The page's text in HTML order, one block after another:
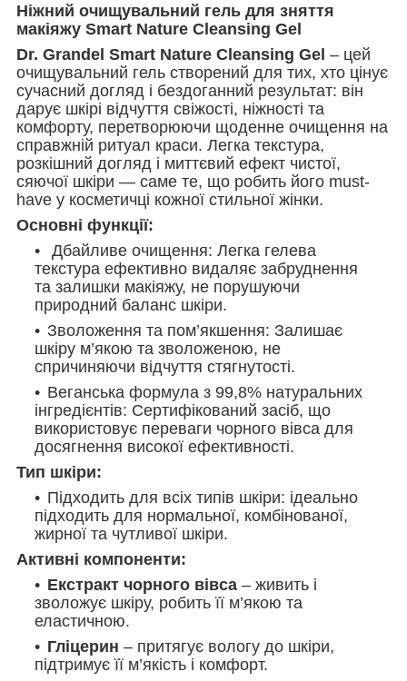
Ніжний очищувальний гель для зняття
макіяжу Smart Nature Cleansing Gel
Dr. Grandel Smart Nature Cleansing Gel – цей
очищувальний гель створений для тих, хто цінує
сучасний догляд і бездоганний результат: він
дарує шкірі відчуття свіжості, ніжності та
комфорту, перетворюючи щоденне очищення на
справжній ритуал краси. Легка текстура,
розкішний догляд і миттєвий ефект чистої,
сяючої шкіри — саме те, що робить його must-
have у косметичці кожної стильної жінки.
Основні функції:
Дбайливе очищення: Легка гелева
текстура ефективно видаляє забруднення
та залишки макіяжу, не порушуючи
природний баланс шкіри.
Зволоження та пом’якшення: Залишає
шкіру м’якою та зволоженою, не
спричиняючи відчуття стягнутості.
Веганська формула з 99,8% натуральних
інгредієнтів: Сертифікований засіб, що
використовує переваги чорного вівса для
досягнення високої ефективності.
Тип шкіри:
Підходить для всіх типів шкіри: ідеально
підходить для нормальної, комбінованої,
жирної та чутливої шкіри.
Активні компоненти:
Екстракт чорного вівса – живить і
зволожує шкіру, робить її м’якою та
еластичною.
Гліцерин – притягує вологу до шкіри,
підтримує її м’якість і комфорт.